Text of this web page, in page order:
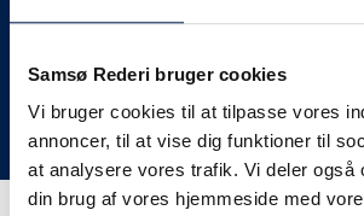
Samsø Rederi bruger cookies
Vi bruger cookies til at tilpasse vores
annoncer, til at vise dig funktioner til
at analysere vores trafik. Vi deler også
din brug af vores hjemmeside med
her på siden og ikke ringe eller skrive
har mere at fortælle end I kan læse her.
Vi takker for jeres forståelse.